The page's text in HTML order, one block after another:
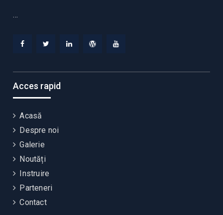
…
Acces rapid
Acasă
Despre noi
Galerie
Noutăți
Instruire
Parteneri
Contact